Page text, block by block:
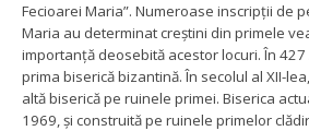
Fecioarei Maria”. Numeroase inscripții de
Maria au determinat creștini din primele
importanță deosebită acestor locuri. În
prima biserică bizantină. În secolul al XII-
altă biserică pe ruinele primei. Biserica
1969, și construită pe ruinele primelor